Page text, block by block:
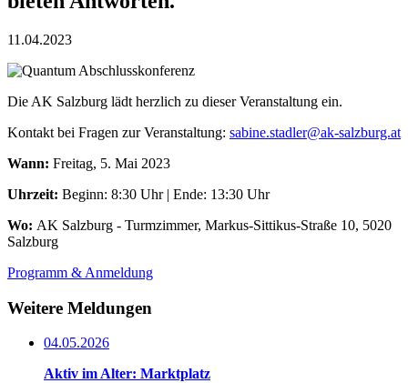
11.04.2023
Die AK Salzburg lädt herzlich zu dieser Veranstaltung ein.
Kontakt bei Fragen zur Veranstaltung: sabine.stadler@ak-salzburg.at
Wann: Freitag, 5. Mai 2023
Uhrzeit: Beginn: 8:30 Uhr | Ende: 13:30 Uhr
Wo: AK Salzburg - Turmzimmer, Markus-Sittikus-Straße 10, 5020
Salzburg
Programm & Anmeldung
Weitere Meldungen
04.05.2026
Aktiv im Alter: Marktplatz